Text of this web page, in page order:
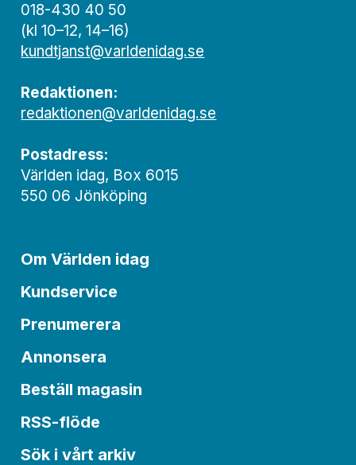
018-430 40 50
(kl 10–12, 14–16)
kundtjanst@varldenidag.se
Redaktionen:
redaktionen@varldenidag.se
Postadress:
Världen idag, Box 6015
550 06 Jönköping
Om Världen idag
Kundservice
Prenumerera
Annonsera
Beställ magasin
RSS-flöde
Sök i vårt arkiv